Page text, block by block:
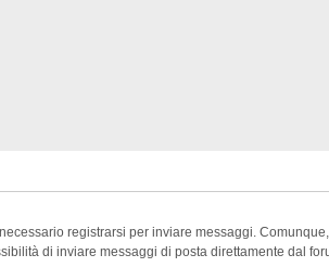
registrarsi per inviare messaggi.
di inviare messaggi di posta direttamente dal